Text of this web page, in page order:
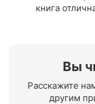
книга
Вы
Расскажите
другим